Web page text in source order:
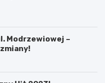
Modrzewiowej –